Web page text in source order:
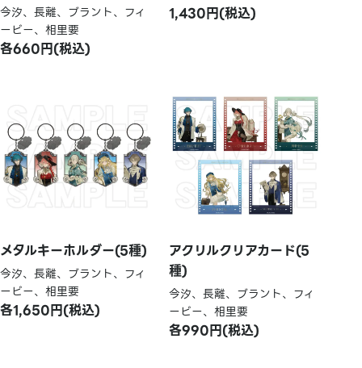
今汐、長離、ブラント、フィ
ービー、相里要
各660円(税込)
1,430円(税込)
メタルキーホルダー(5種)
今汐、長離、ブラント、フィ
ービー、相里要
各1,650円(税込)
アクリルクリアカード(5
種)
今汐、長離、ブラント、フィ
ービー、相里要
各990円(税込)